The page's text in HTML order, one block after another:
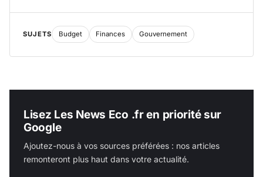
SUJETS Budget Finances Gouvernement
Lisez Les News Eco .fr en priorité sur
Google
Ajoutez-nous à vos sources préférées : nos articles
remonteront plus haut dans votre actualité.